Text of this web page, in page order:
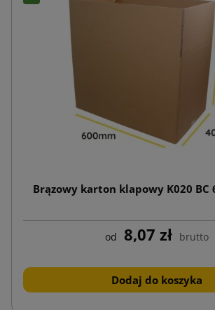
Brązowy karton klapowy K020 BC
od 8,07 zł brutto
Dodaj do koszyka